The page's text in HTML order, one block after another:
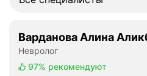
Варданова Алина
Невролог
97% рекомендуют